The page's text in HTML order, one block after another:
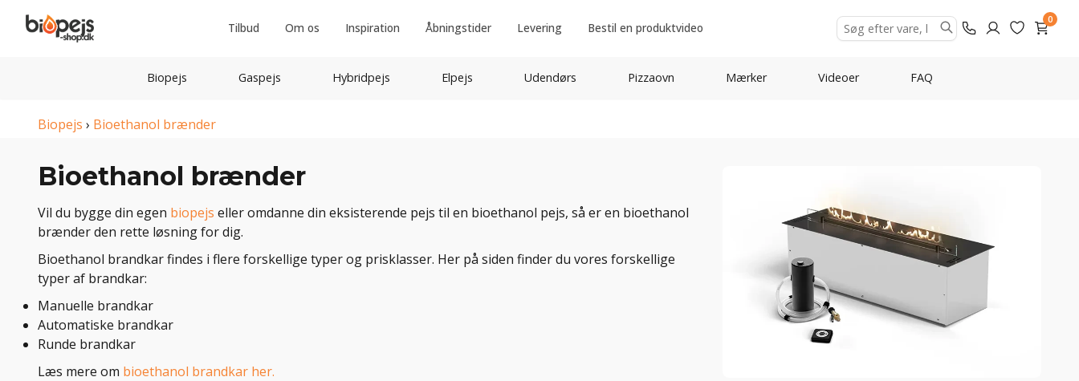
Tilbud Om os Inspiration Åbningstider Levering Bestil en produktvideo
0
Biopejs Gaspejs Hybridpejs Elpejs Udendørs Pizzaovn Mærker Videoer FAQ
Biopejs › Bioethanol brænder
Bioethanol brænder
Vil du bygge din egen biopejs eller omdanne din eksisterende pejs til en bioethanol pejs, så er en bioethanol
brænder den rette løsning for dig.
Bioethanol brandkar findes i flere forskellige typer og prisklasser. Her på siden finder du vores forskellige
typer af brandkar:
Manuelle brandkar
Automatiske brandkar
Runde brandkar
Læs mere om bioethanol brandkar her.